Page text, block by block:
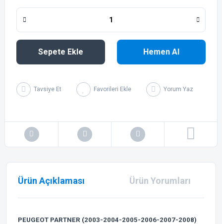
Sepete Ekle Hemen Al
Tavsiye Et Yorum Yaz
Ürün Açıklaması Ürün Yorumları
PEUGEOT PARTNER (2003-2004-2005-2006-2007-2008)